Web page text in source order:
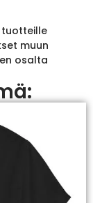
tuotteille
muun
osalta